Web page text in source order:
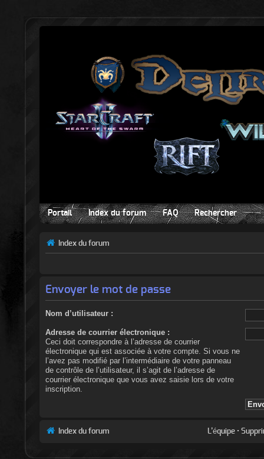
Portail Index du forum FAQ Rechercher
Index du forum
Envoyer le mot de passe
Nom d’utilisateur :
Adresse de courrier électronique :
Ceci doit correspondre à l’adresse de courrier
électronique qui est associée à votre compte. Si vous ne
l’avez pas modifié par l’intermédiaire de votre panneau
de contrôle de l’utilisateur, il s’agit de l’adresse de
courrier électronique que vous avez saisie lors de votre
inscription.
Index du forum L’équipe •